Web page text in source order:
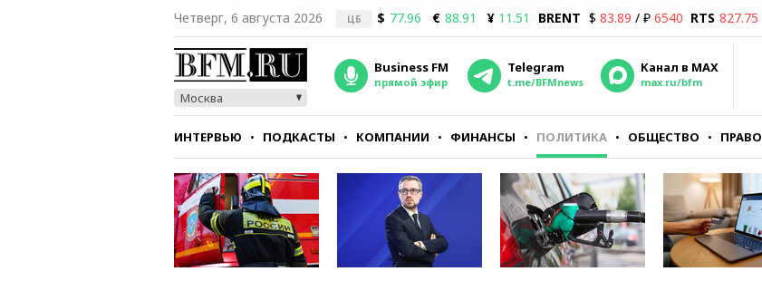
Четверг, 6 августа 2026 ЦБ $ 77.96 € 88.91 ¥ 11.51 BRENT $ 83.89 / ₽ 6540 RTS 827.75
Москва
Business FM
прямой эфир
Telegram
t.me/BFMnews
Канал в MAX
max.ru/bfm
ИНТЕРВЬЮ ПОДКАСТЫ КОМПАНИИ ФИНАНСЫ ПОЛИТИКА ОБЩЕСТВО ПРАВО
СТИЛЬ ТЕСТЫ